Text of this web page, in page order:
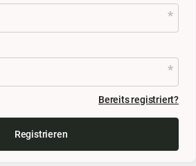
Bereits registriert?
Registrieren